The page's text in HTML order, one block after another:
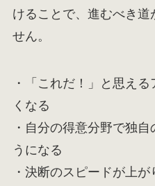
けることで、進むべき道
せん。
・「これだ！」と思え
くなる
・自分の得意分野で独
うになる
・決断のスピードが上